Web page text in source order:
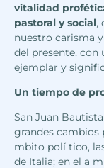
vitalidad
pastoral y social,
nuestro carisma
del presente, con
ejemplar y
Un tiempo de
San Juan
grandes cambios
mbito polí tico,
de Italia; en el a